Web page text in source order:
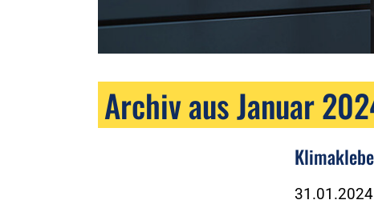
Archiv aus Januar
31.01.2024